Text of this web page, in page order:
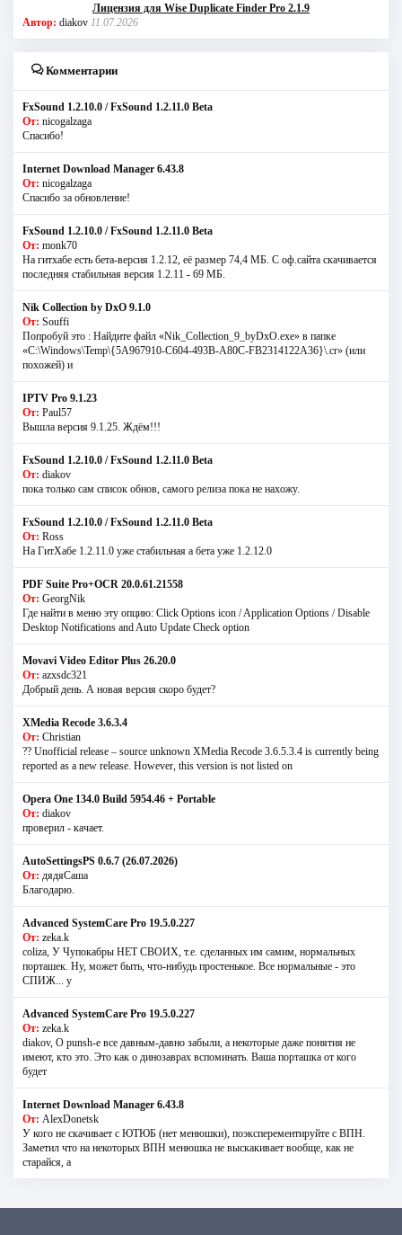
Лицензия для Wise Duplicate Finder Pro 2.1.9
Автор: diakov 11.07.2026
Комментарии
FxSound 1.2.10.0 / FxSound 1.2.11.0 Beta
От: nicogalzaga
Спасибо!
Internet Download Manager 6.43.8
От: nicogalzaga
Спасибо за обновление!
FxSound 1.2.10.0 / FxSound 1.2.11.0 Beta
От: monk70
На гитхабе есть бета-версия 1.2.12, её размер 74,4 МБ. С оф.сайта скачивается
последняя стабильная версия 1.2.11 - 69 МБ.
Nik Collection by DxO 9.1.0
От: Souffi
Попробуй это : Найдите файл «Nik_Collection_9_byDxO.exe» в папке
«C:\Windows\Temp\{5A967910-C604-493B-A80C-FB2314122A36}\.cr» (или
похожей) и
IPTV Pro 9.1.23
От: Paul57
Вышла версия 9.1.25. Ждём!!!
FxSound 1.2.10.0 / FxSound 1.2.11.0 Beta
От: diakov
пока только сам список обнов, самого релиза пока не нахожу.
FxSound 1.2.10.0 / FxSound 1.2.11.0 Beta
От: Ross
На ГитХабе 1.2.11.0 уже стабильная а бета уже 1.2.12.0
PDF Suite Pro+OCR 20.0.61.21558
От: GeorgNik
Где найти в меню эту опцию: Click Options icon / Application Options / Disable
Desktop Notifications and Auto Update Check option
Movavi Video Editor Plus 26.20.0
От: azxsdc321
Добрый день. А новая версия скоро будет?
XMedia Recode 3.6.3.4
От: Christian
?? Unofficial release – source unknown XMedia Recode 3.6.5.3.4 is currently being
reported as a new release. However, this version is not listed on
Opera One 134.0 Build 5954.46 + Portable
От: diakov
проверил - качает.
AutoSettingsPS 0.6.7 (26.07.2026)
От: дядяСаша
Благодарю.
Advanced SystemCare Pro 19.5.0.227
От: zeka.k
coliza, У Чупокабры НЕТ СВОИХ, т.е. сделанных им самим, нормальных
порташек. Ну, может быть, что-нибудь простенькое. Все нормальные - это
СПИЖ... у
Advanced SystemCare Pro 19.5.0.227
От: zeka.k
diakov, О punsh-е все давным-давно забыли, а некоторые даже понятия не
имеют, кто это. Это как о динозаврах вспоминать. Ваша порташка от кого
будет
Internet Download Manager 6.43.8
От: AlexDonetsk
У кого не скачивает с ЮТЮБ (нет менюшки), поэксперементируйте с ВПН.
Заметил что на некоторых ВПН менюшка не выскакивает вообще, как не
старайся, а